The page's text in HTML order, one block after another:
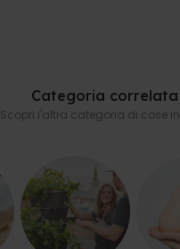
Categoria correlata
Scopri l'altra categoria di cose